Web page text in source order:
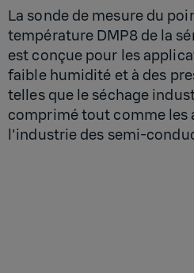
La sonde de mesure du
température DMP8 de la
est conçue pour les
faible humidité et à des
telles que le séchage
comprimé tout comme les
l'industrie des semi-